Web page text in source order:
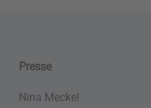
Presse
Nina Meckel